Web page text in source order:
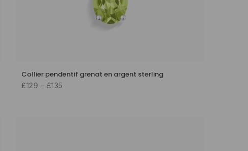
Collier pendentif grenat en argent sterling
£129 – £135